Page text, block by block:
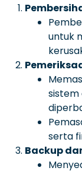
untuk
sistem
serta
Backup